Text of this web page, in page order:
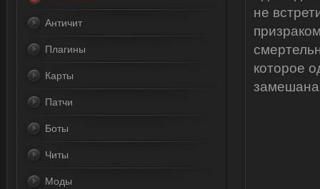
не
которое
Античит
Плагины
Карты
Патчи
Боты
Читы
Моды